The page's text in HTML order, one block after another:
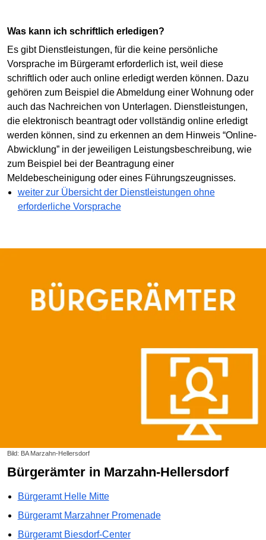
Was kann ich schriftlich erledigen?
Es gibt Dienstleistungen, für die keine persönliche
Vorsprache im Bürgeramt erforderlich ist, weil diese
schriftlich oder auch online erledigt werden können. Dazu
gehören zum Beispiel die Abmeldung einer Wohnung oder
auch das Nachreichen von Unterlagen. Dienstleistungen,
die elektronisch beantragt oder vollständig online erledigt
werden können, sind zu erkennen an dem Hinweis “Online-
Abwicklung” in der jeweiligen Leistungsbeschreibung, wie
zum Beispiel bei der Beantragung einer
Meldebescheinigung oder eines Führungszeugnisses.
weiter zur Übersicht der Dienstleistungen ohne
erforderliche Vorsprache
Bild: BA Marzahn-Hellersdorf
Bürgerämter in Marzahn-Hellersdorf
Bürgeramt Helle Mitte
Bürgeramt Marzahner Promenade
Bürgeramt Biesdorf-Center